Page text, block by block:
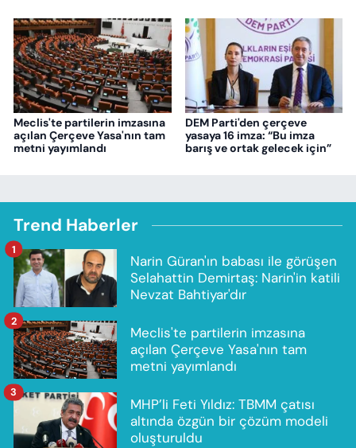
Meclis'te partilerin imzasına
açılan Çerçeve Yasa'nın tam
metni yayımlandı
DEM Parti'den çerçeve
yasaya 16 imza: “Bu imza
barış ve ortak gelecek için”
Trend Haberler
Narin Güran'ın babası ile görüşen
Selahattin Demirtaş: Narin'in katili
Nevzat Bahtiyar'dır
1
Meclis'te partilerin imzasına
açılan Çerçeve Yasa'nın tam
metni yayımlandı
2
MHP’li Feti Yıldız: TBMM çatısı
altında özgün bir çözüm modeli
oluşturuldu
3